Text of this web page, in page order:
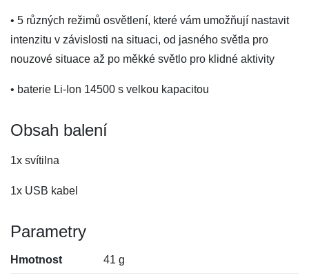
• 5 různých režimů osvětlení, které vám umožňují nastavit
intenzitu v závislosti na situaci, od jasného světla pro
nouzové situace až po měkké světlo pro klidné aktivity
• baterie Li-Ion 14500 s velkou kapacitou
Obsah balení
1x svítilna
1x USB kabel
Parametry
Hmotnost 41 g